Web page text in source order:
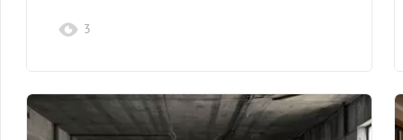
3